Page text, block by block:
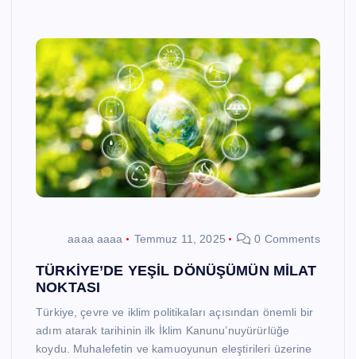
aaaa aaaa Temmuz 11, 2025 0 Comments
TÜRKİYE’DE YEŞİL DÖNÜŞÜMÜN MİLAT
NOKTASI
Türkiye, çevre ve iklim politikaları açısından önemli bir
adım atarak tarihinin ilk İklim Kanunu’nuyürürlüğe
koydu. Muhalefetin ve kamuoyunun eleştirileri üzerine